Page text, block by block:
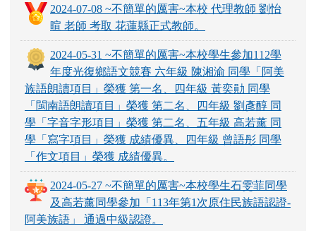
2024-07-08 ~不簡單的厲害~本校 代理教師 劉怡
暄 老師 考取 花蓮縣正式教師。
2024-05-31 ~不簡單的厲害~本校學生參加112學
年度光復鄉語文競賽 六年級 陳湘渝 同學「阿美
族語朗讀項目」榮獲 第一名、四年級 黃奕勛 同學
「閩南語朗讀項目」榮獲 第二名、四年級 劉彥醇 同
學「字音字形項目」榮獲 第二名、五年級 高若薰 同
學「寫字項目」榮獲 成績優異、四年級 曾語彤 同學
「作文項目」榮獲 成績優異。
2024-05-27 ~不簡單的厲害~本校學生石雯菲同學
及高若薰同學參加「113年第1次原住民族語認證-
阿美族語」 通過中級認證。